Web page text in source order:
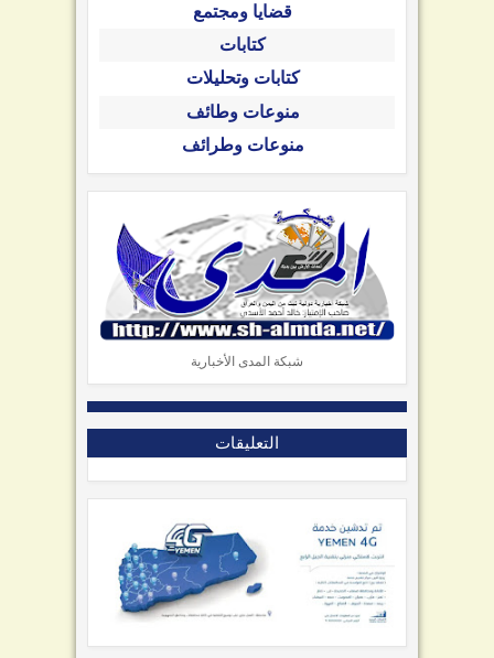
قضايا ومجتمع
كتابات
كتابات وتحليلات
منوعات وطائف
منوعات وطرائف
شبكة المدى الأخبارية
التعليقات